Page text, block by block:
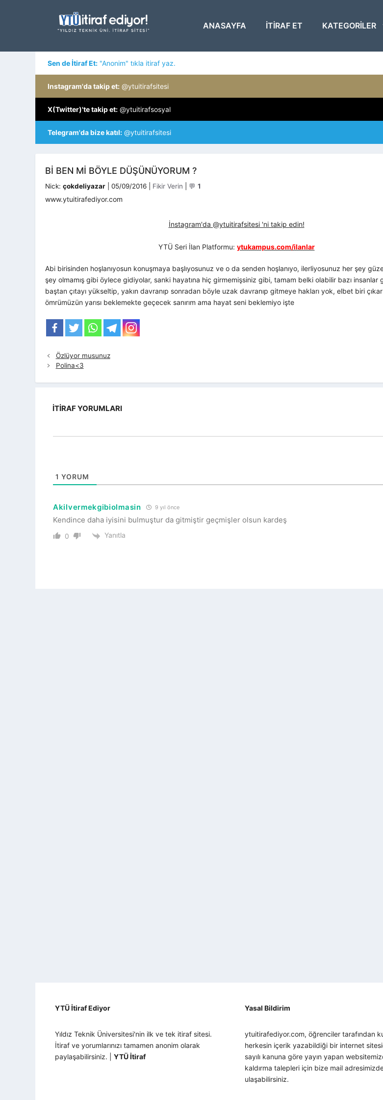
ANASAYFA ITIRAF ET KATEGORILER
Sen de İtiraf Et: "Anonim" tıkla itiraf yaz.
Instagram'da takip et: @ytuitirafsitesi
X(Twitter)'te takip et: @ytuitirafsosyal
Telegram'da bize katıl: @ytuitirafsitesi
BI BEN MI BÖYLE DÜŞÜNÜYORUM ?
Nick: çokdeliyazar 05/09/2016 Kategoriler
Fikir Verin 💬 1
www.ytuitirafediyor.com
İnstagram'da @ytuitirafsitesi 'ni takip edin!
YTÜ Seri İlan Platformu: ytukampus.com/ilanlar
Abi birisinden hoşlanıyosun konuşmaya başlıyosunuz ve o da senden hoşlanıyo, ilerliyosunuz her şey
şey olmamış gibi öylece gidiyolar, sanki hayatına hiç girmemişsiniz gibi, tamam belki olabilir bazı insanlar
baştan çıtayı yükseltip, yakın davranıp sonradan böyle uzak davranıp gitmeye hakları yok, elbet biri
ömrümüzün yarısı beklemekte geçecek sanırım ama hayat seni beklemiyo işte
Özlüyor musunuz
Polina<3
İTIRAF YORUMLARI
1 YORUM
Akilvermekgibiolmasin 9 yıl önce
Kendince daha iyisini bulmuştur da gitmiştir geçmişler olsun kardeş
0 Yanıtla
YTÜ İtiraf Ediyor
Yıldız Teknik Üniversitesi'nin ilk ve tek itiraf sitesi.
İtiraf ve yorumlarınızı tamamen anonim olarak
paylaşabilirsiniz. | YTÜ İtiraf
Yasal Bildirim
ytuitirafediyor.com, öğrenciler tarafından
herkesin içerik yazabildiği bir internet
sayılı kanuna göre yayın yapan
kaldırma talepleri için bize mail
ulaşabilirsiniz.